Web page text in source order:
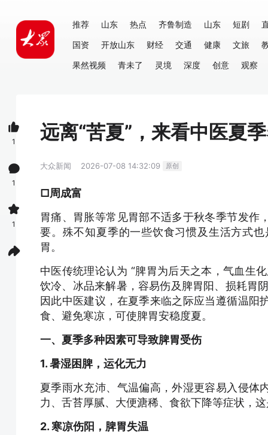
推荐 山东 热点 齐鲁制造 山东 短剧
国资
开放山东 财经 交通 健康 文旅
果然视频
青未了 灵境 深度 创意 观察
远离“苦夏”，来看中医夏
大众新闻 2026-07-08 14:32:09 原创
□周成富
胃痛、胃胀等常见胃部不适多于秋冬季节发作
要。殊不知夏季的一些饮食习惯及生活方式
胃。
中医传统理论认为 “脾胃为后天之本，气血生
饮冷、冰品来解暑，容易伤及脾胃阳、损耗胃
因此中医建议，在夏季来临之际应当遵循温
食、避免寒凉，可使脾胃安稳度夏。
一、夏季多种因素可导致脾胃受伤
1. 暑湿困脾，运化无力
夏季雨水充沛、气温偏高，外湿更容易入侵体
力、舌苔厚腻、大便溏稀、食欲下降等症状，
2. 寒凉伤阳，脾胃失温
1
1
1